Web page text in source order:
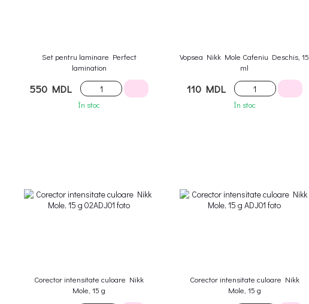
Set pentru laminare Perfect
lamination
550 MDL
În stoc
Vopsea Nikk Mole Cafeniu Deschis, 15
ml
110 MDL
În stoc
Corector intensitate culoare Nikk
Mole, 15 g
Corector intensitate culoare Nikk
Mole, 15 g